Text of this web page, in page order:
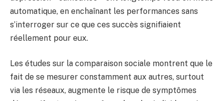
automatique, en enchaînant les performances sans
s’interroger sur ce que ces succès signifiaient
réellement pour eux.
Les études sur la comparaison sociale montrent que le
fait de se mesurer constamment aux autres, surtout
via les réseaux, augmente le risque de symptômes